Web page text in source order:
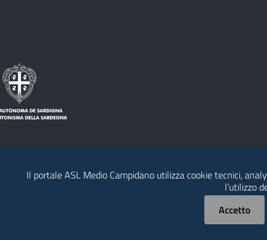
Privacy policy Contatti
Il portale ASL Medio Campidano utilizza cookie tecnici,
l’utilizzo
Accetto